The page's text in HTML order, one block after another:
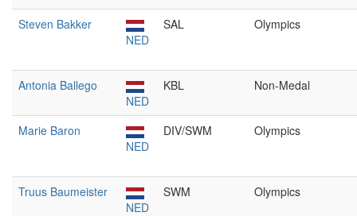
Steven Bakker
NED
SAL Olympics
Antonia Ballego
NED
KBL Non-Medal
Marie Baron
NED
DIV/SWM Olympics
Truus Baumeister
NED
SWM Olympics